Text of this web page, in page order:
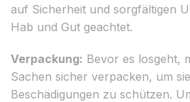
auf Sicherheit und sorgfältigen
Hab und Gut geachtet.
Verpackung: Bevor es losgeht,
Sachen sicher verpacken, um
Beschädigungen zu schützen.